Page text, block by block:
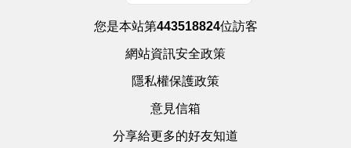
您是本站第443518824位訪客
網站資訊安全政策
隱私權保護政策
意見信箱
分享給更多的好友知道